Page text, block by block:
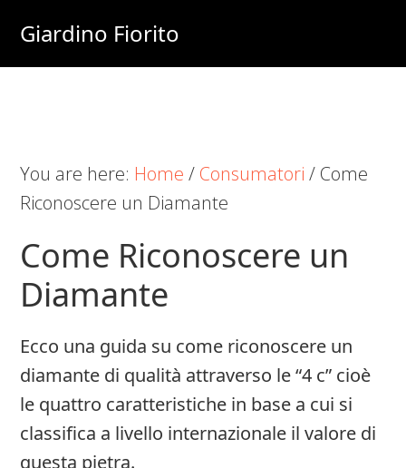
main
primary
footer
Giardino Fiorito
You are here: Home / Consumatori / Come
Riconoscere un Diamante
Come Riconoscere un
Diamante
Ecco una guida su come riconoscere un
diamante di qualità attraverso le “4 c” cioè
le quattro caratteristiche in base a cui si
classifica a livello internazionale il valore di
questa pietra.